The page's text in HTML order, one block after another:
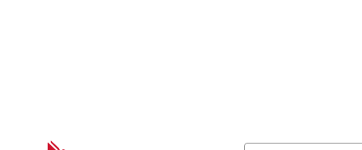
AbeBooks.com